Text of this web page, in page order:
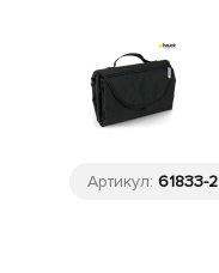
Артикул: 61833-2